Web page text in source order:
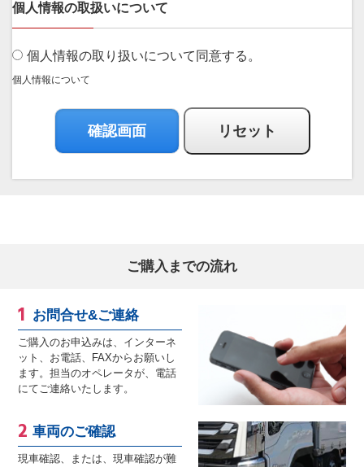
個人情報の取扱いについて
個人情報の取り扱いについて同意する。
個人情報について
ご購入までの流れ
お問合せ&ご連絡
ご購入のお申込みは、インターネ
ット、お電話、FAXからお願いし
ます。担当のオペレータが、電話
にてご連絡いたします。
車両のご確認
現車確認、または、現車確認が難